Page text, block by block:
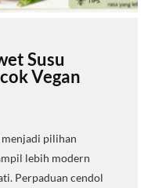
Susu
Vegan
pilihan
lebih modern
Perpaduan cendol